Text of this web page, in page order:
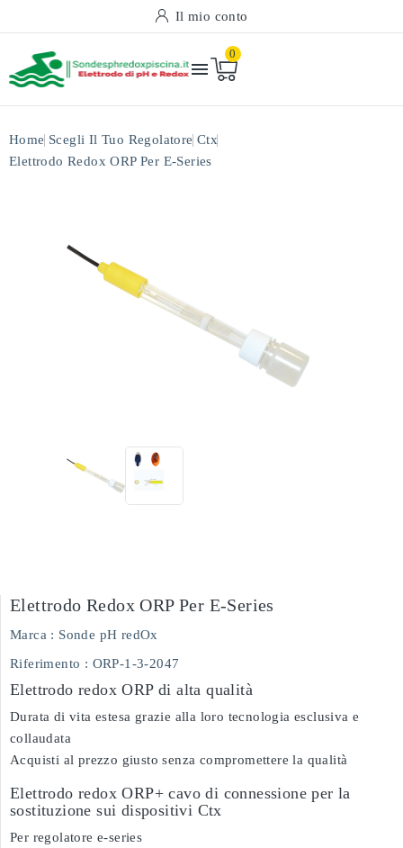
Il mio conto

0
Home Scegli Il Tuo Regolatore Ctx
Elettrodo Redox ORP Per E-Series
Elettrodo Redox ORP Per E-Series
Marca : Sonde pH redOx
Riferimento : ORP-1-3-2047
Elettrodo redox ORP di alta qualità
Durata di vita estesa grazie alla loro tecnologia esclusiva e
collaudata
Acquisti al prezzo giusto senza compromettere la qualità
Elettrodo redox ORP+ cavo di connessione per la
sostituzione sui dispositivi Ctx
Per regolatore e-series